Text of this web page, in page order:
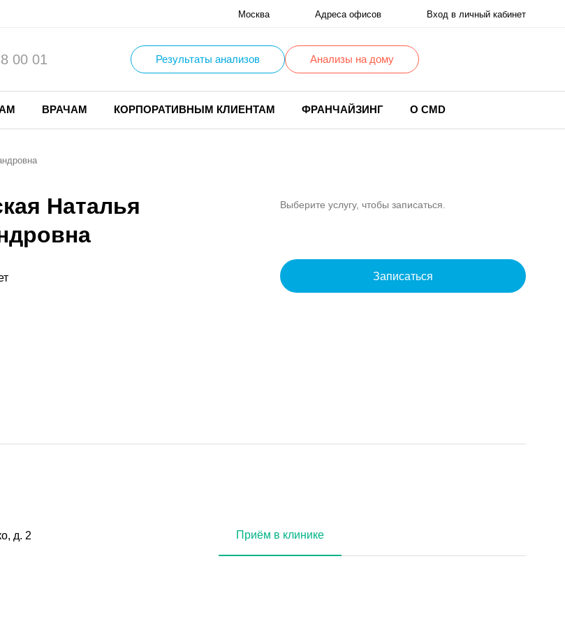
Москва Адреса офисов Вход в личный кабинет
00 01 Результаты анализов Анализы на дому
ВРАЧАМ КОРПОРАТИВНЫМ КЛИЕНТАМ ФРАНЧАЙЗИНГ О CMD
Наталья
Выберите услугу, чтобы записаться.
Записаться
д. 2 Приём в клинике